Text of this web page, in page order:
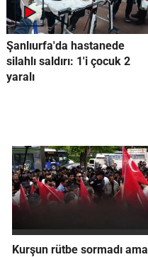
Şanlıurfa'da hastanede
silahlı saldırı: 1'i çocuk 2
yaralı
Kurşun rütbe sormadı ama